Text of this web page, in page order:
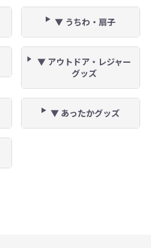
▼ うちわ・扇子
▼ アウトドア・レジャー
グッズ
▼ あったかグッズ